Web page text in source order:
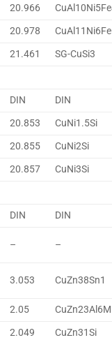
20.966
20.978
21.461
SG-CuSi3
DIN
DIN
20.853
CuNi1.5Si
20.855
CuNi2Si
20.857
CuNi3Si
DIN DIN
– –
3.053 CuZn38Sn1
2.05
2.049
CuZn31Si